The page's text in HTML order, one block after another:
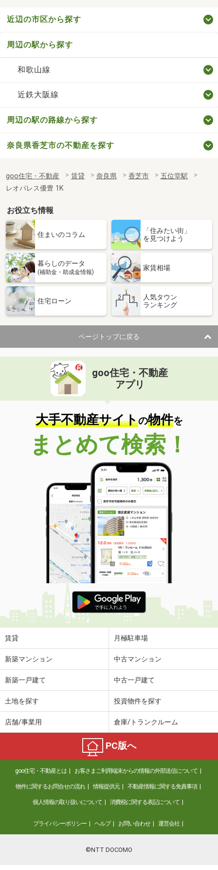
近辺の市区から探す
周辺の駅から探す
和歌山線
近鉄大阪線
周辺の駅の路線から探す
奈良県香芝市の不動産を探す
goo住宅・不動産 賃貸 奈良県 香芝市
五位堂駅
レオパレス優豊 1K
お役立ち情報
住まいのコラム
「住みたい街」
を見つけよう
暮らしのデータ
(補助金・助成金情報)
家賃相場
住宅ローン
人気タウン
ランキング
ページトップに戻る
goo住宅・不動産
アプリ
大手不動産サイトの物件を
まとめて検索！
賃貸 月極駐車場
新築マンション 中古マンション
新築一戸建て 中古一戸建て
土地を探す 投資物件を探す
店舗/事業用 倉庫/トランクルーム
PC版へ
goo住宅・不動産とは お客さまご利用端末からの情報の外部送信について
物件に関するお問合せの流れ 情報提供元 不動産情報に関する免責事項
個人情報の取り扱いについて 消費税に関する表記について
プライバシーポリシー ヘルプ お問い合わせ 運営会社
©NTT DOCOMO